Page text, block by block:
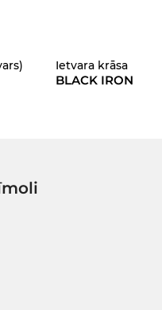
Ietvara krāsa
BLACK IRON